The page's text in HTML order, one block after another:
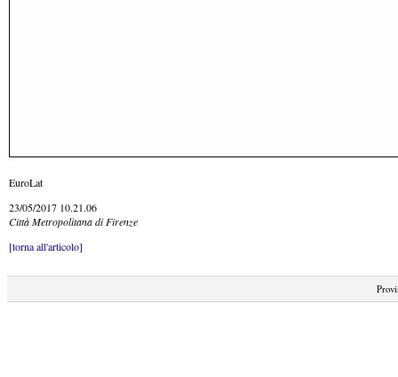
EuroLat
23/05/2017 10.21.06
Città Metropolitana di Firenze
[torna all'articolo]